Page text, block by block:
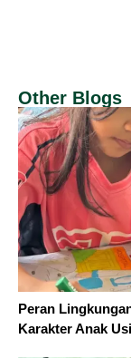
Other Blogs
Peran
Karakter Anak